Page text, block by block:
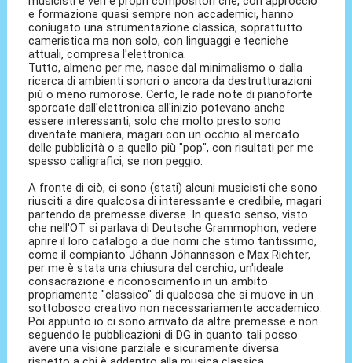
e formazione quasi sempre non accademici, hanno
coniugato una strumentazione classica, soprattutto
cameristica ma non solo, con linguaggi e tecniche
attuali, compresa l'elettronica.
Tutto, almeno per me, nasce dal minimalismo o dalla
ricerca di ambienti sonori o ancora da destrutturazioni
più o meno rumorose. Certo, le rade note di pianoforte
sporcate dall'elettronica all'inizio potevano anche
essere interessanti, solo che molto presto sono
diventate maniera, magari con un occhio al mercato
delle pubblicità o a quello più "pop", con risultati per me
spesso calligrafici, se non peggio.
A fronte di ciò, ci sono (stati) alcuni musicisti che sono
riusciti a dire qualcosa di interessante e credibile, magari
partendo da premesse diverse. In questo senso, visto
che nell'OT si parlava di Deutsche Grammophon, vedere
aprire il loro catalogo a due nomi che stimo tantissimo,
come il compianto Jóhann Jóhannsson e Max Richter,
per me è stata una chiusura del cerchio, un'ideale
consacrazione e riconoscimento in un ambito
propriamente "classico" di qualcosa che si muove in un
sottobosco creativo non necessariamente accademico.
Poi appunto io ci sono arrivato da altre premesse e non
seguendo le pubblicazioni di DG in quanto tali posso
avere una visione parziale e sicuramente diversa